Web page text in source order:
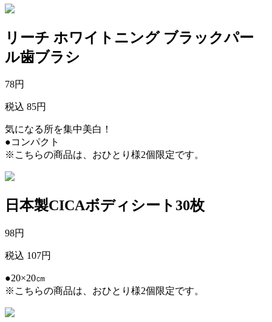
リーチ ホワイトニング ブラックパー
ル歯ブラシ
78円
税込 85円
気になる所を集中美白！
●コンパクト
※こちらの商品は、おひとり様2個限定です。
日本製CICAボディシート30枚
98円
税込 107円
●20×20㎝
※こちらの商品は、おひとり様2個限定です。